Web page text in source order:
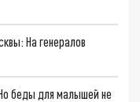
На генералов
беды для малышей не